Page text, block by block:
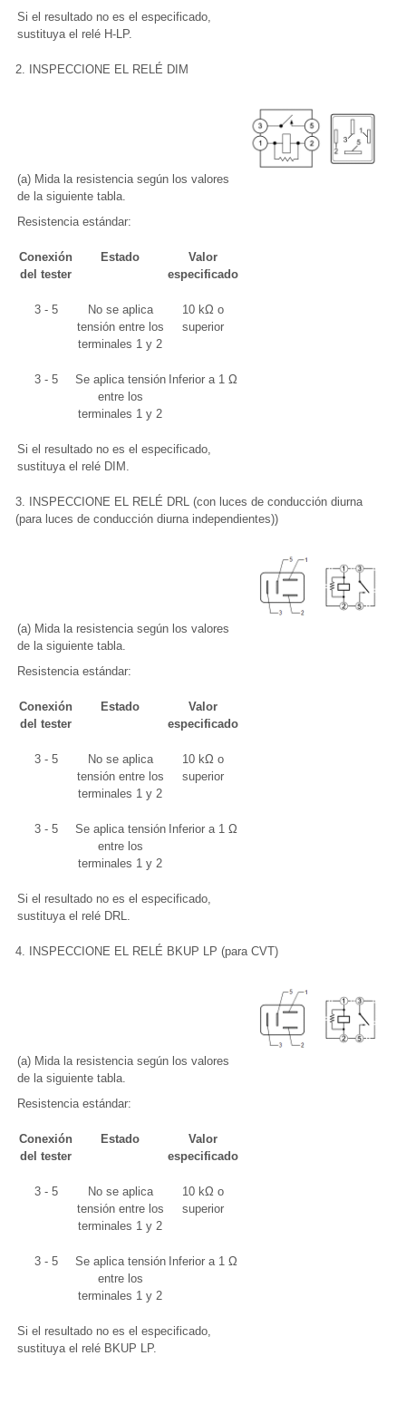
Si el resultado no es el especificado,
sustituya el relé H-LP.
2. INSPECCIONE EL RELÉ DIM
(a) Mida la resistencia según los valores
de la siguiente tabla.
Resistencia estándar:
Conexión
del tester
Estado
Valor
especificado
3 - 5
No se aplica
tensión entre los
terminales 1 y 2
10 kΩ o
superior
3 - 5
Se aplica tensión
entre los
terminales 1 y 2
Inferior a 1 Ω
Si el resultado no es el especificado,
sustituya el relé DIM.
3. INSPECCIONE EL RELÉ DRL (con luces de conducción diurna
(para luces de conducción diurna independientes))
(a) Mida la resistencia según los valores
de la siguiente tabla.
Resistencia estándar:
Conexión
del tester
Estado
Valor
especificado
3 - 5
No se aplica
tensión entre los
terminales 1 y 2
10 kΩ o
superior
3 - 5
Se aplica tensión
entre los
terminales 1 y 2
Inferior a 1 Ω
Si el resultado no es el especificado,
sustituya el relé DRL.
4. INSPECCIONE EL RELÉ BKUP LP (para CVT)
(a) Mida la resistencia según los valores
de la siguiente tabla.
Resistencia estándar:
Conexión
del tester
Estado
Valor
especificado
3 - 5
No se aplica
tensión entre los
terminales 1 y 2
10 kΩ o
superior
3 - 5
Se aplica tensión
entre los
terminales 1 y 2
Inferior a 1 Ω
Si el resultado no es el especificado,
sustituya el relé BKUP LP.